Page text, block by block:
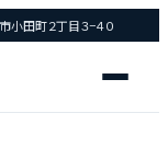
田町２丁目３−４０